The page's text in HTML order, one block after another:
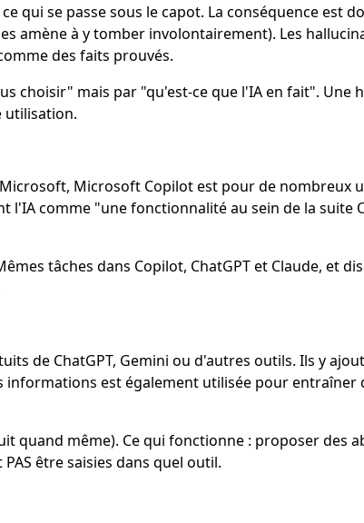
se passe sous le capot. La conséquence est
amène à y tomber involontairement). Les
des faits prouvés.
choisir" mais par "qu'est-ce que l'IA en fait". Une
utilisation.
Microsoft Copilot est pour de nombreux
l'IA comme "une fonctionnalité au sein de la
tâches dans Copilot, ChatGPT et Claude, et
de ChatGPT, Gemini ou d'autres outils. Ils y
est également utilisée pour entraîner
quand même). Ce qui fonctionne : proposer des
être saisies dans quel outil.